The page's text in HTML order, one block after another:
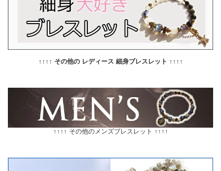
↑↑↑↑ その他の レディース 細身ブレスレット ↑↑↑↑
↑↑↑↑ その他のメンズブレスレット ↑↑↑↑